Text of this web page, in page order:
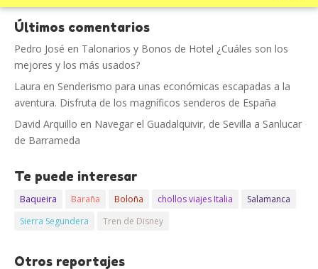
Últimos comentarios
Pedro José en Talonarios y Bonos de Hotel ¿Cuáles son los
mejores y los más usados?
Laura en Senderismo para unas económicas escapadas a la
aventura. Disfruta de los magníficos senderos de España
David Arquillo en Navegar el Guadalquivir, de Sevilla a Sanlucar
de Barrameda
Te puede interesar
Baqueira Baraña Boloña chollos viajes Italia
Salamanca
Sierra Segundera
Tren de Disney
Otros reportajes